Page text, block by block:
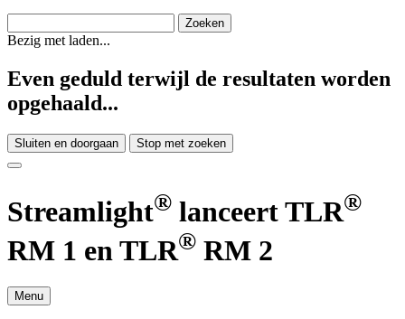
Bezig met laden...
Even geduld terwijl de resultaten worden
opgehaald...
Sluiten en doorgaan Stop met zoeken
Streamlight® lanceert TLR®
RM 1 en TLR® RM 2
Menu